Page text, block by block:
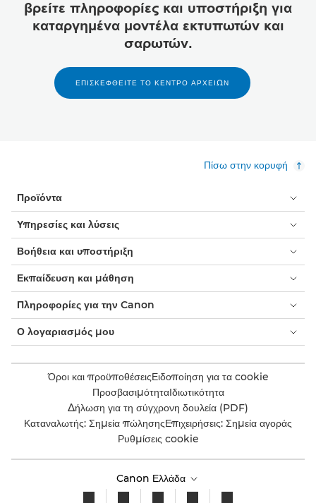
βρείτε πληροφορίες και υποστήριξη για
καταργημένα μοντέλα εκτυπωτών και
σαρωτών.
ΕΠΙΣΚΕΦΘΕΙΤΕ ΤΟ ΚΕΝΤΡΟ ΑΡΧΕΙΩΝ
Πίσω στην κορυφή
Προϊόντα
Υπηρεσίες και λύσεις
Βοήθεια και υποστήριξη
Εκπαίδευση και μάθηση
Πληροφορίες για την Canon
Ο λογαριασμός μου
Όροι και προϋποθέσειςΕιδοποίηση για τα cookie
ΠροσβασιμότηταΙδιωτικότητα
Δήλωση για τη σύγχρονη δουλεία (PDF)
Καταναλωτής: Σημεία πώλησηςΕπιχειρήσεις: Σημεία αγοράς
Ρυθμίσεις cookie
Canon Ελλάδα